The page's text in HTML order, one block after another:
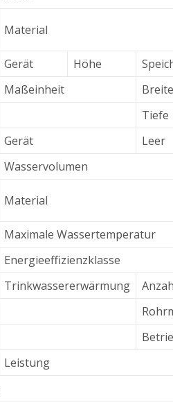
Material
Gerät Höhe
Maßeinheit
Breite
Tiefe
Gerät
Leer
Wasservolumen
Material
Maximale Wassertemperatur
Energieeffizienzklasse
Trinkwassererwärmung
Leistung